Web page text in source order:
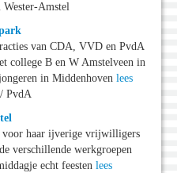
Amstel
van CDA, VVD en PvdA
college B en W Amstelveen in
in Middenhoven lees
PvdA
voor haar ijverige vrijwilligers
verschillende werkgroepen
echt feesten lees